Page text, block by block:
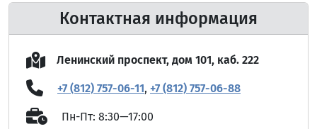
Контактная информация
Ленинский проспект, дом 101, каб. 222
+7 (812) 757-06-11, +7 (812) 757-06-88
Пн-Пт: 8:30—17:00